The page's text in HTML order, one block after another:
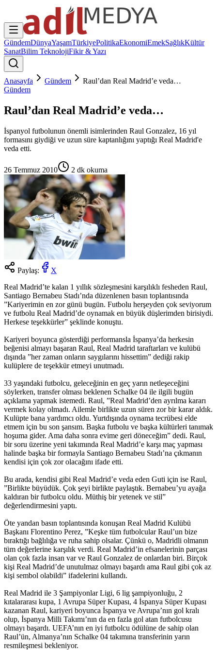
GündemDünyaYaşamTürkiyePolitikaEkonomiEmekSağlıkKültür
SanatBilim TeknolojiFikir & Yazı
Anasayfa Gündem
Raul’dan Real Madrid’e veda…
Gündem
Raul’dan Real Madrid’e veda…
İspanyol futbolunun önemli isimlerinden Raul Gonzalez, 16 yıl
formasını giydiği ve uzun süre kaptanlığını yaptığı Real Madrid'e
veda etti.
26 Temmuz 2010 2 dk okuma
Paylaş:
X
Real Madrid’te kalan 1 yıllık sözleşmesini karşılıklı fesheden Raul,
Santiago Bernabeu Stadı’nda düzenlenen basın toplantısında
”Kariyerimin en zor günü bugün. Futbolu herşeyden çok seviyorum
ve futbolu Real Madrid’de oynamak en büyük düşlerimden birisiydi.
Herkese teşekkürler” şeklinde konuştu.
Kariyeri boyunca gösterdiği performansla İspanya’da herkesin
beğenisi almayı başaran Raul, Real Madrid taraftarları ve kulübü
dışında ”her zaman onların saygılarını hissettim” dediği rakip
kulüplere de teşekkür etmeyi unutmadı.
33 yaşındaki futbolcu, geleceğinin en geç yarın netleşeceğini
söylerken, transfer olması beklenen Schalke 04 ile ilgili bugün
açıklama yapmak istemedi. Raul, ”Real Madrid’den ayrılma kararı
vermek kolay olmadı. Ailemle birlikte uzun süren zor bir karar aldık.
Kulüpte bana yardımcı oldu. Yurtdışında oynama tecrübesi elde
etmem için bu son şansım. Başka futbolu ve başka kültürleri tanımak
hoşuma gider. Ama daha sonra evime geri döneceğim” dedi. Raul,
bir soru üzerine yeni takımında Real Madrid’e karşı maç yapması
halinde başka bir formayla Santiago Bernabeu Stadı’na çıkmanın
kendisi için çok zor olacağını ifade etti.
Bu arada, kendisi gibi Real Madrid’e veda eden Guti için ise Raul,
”Birlikte büyüdük. Çok şeyi birlikte paylaştık. Bernabeu’yu ayağa
kaldıran bir futbolcu oldu. Müthiş bir yetenek ve stil”
değerlendirmesini yaptı.
Öte yandan basın toplantısında konuşan Real Madrid Kulübü
Başkanı Florentino Perez, ”Keşke tüm futbolcular Raul’un bize
bıraktığı bağlılığa ve ruha sahip olsalar. Çünkü o, Madridli olmanın
tüm değerlerine karşılık verdi. Real Madrid’in efsanelerinin parçası
olan çok fazla insan var ve Raul Gonzalez de onlardan biri. Birçok
kişi Real Madrid’de unutulmaz olmayı başardı ama Raul gibi çok az
kişi sembol olabildi” ifadelerini kullandı.
Real Madrid ile 3 Şampiyonlar Ligi, 6 lig şampiyonluğu, 2
kıtalararası kupa, 1 Avrupa Süper Kupası, 4 İspanya Süper Kupası
kazanan Raul, kariyeri boyunca İspanya ve Avrupa’nın gol kralı
olup, İspanya Milli Takımı’nın da en fazla gol atan futbolcusu
olmayı başardı. UEFA’nın en iyi futbolcu ödülüne de sahip olan
Raul’ün, Almanya’nın Schalke 04 takımına transferinin yarın
resmileşmesi bekleniyor.